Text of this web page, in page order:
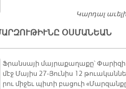
Կարդալ
ՕՍՄԱՆԵԱՆ
Ֆրան­սա­յի մայ­րա­քա­ղա­քը՝ Փա­րի­զի
մէջ Մա­յիս 27-Յու­նիս 12
րու մի­ջեւ պի­տի բա­ցուի